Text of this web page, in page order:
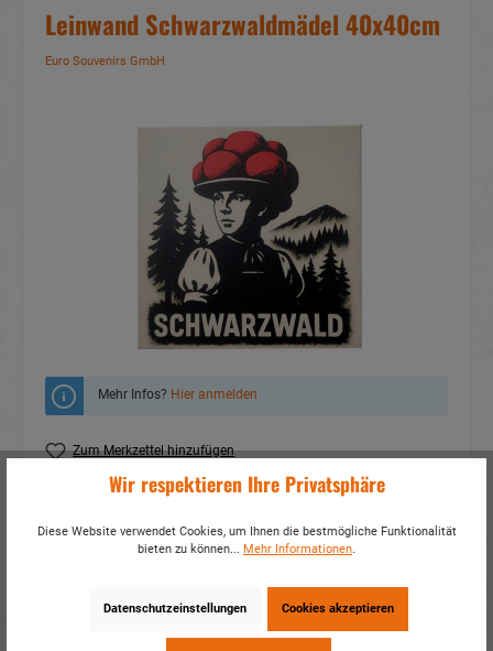
Leinwand Schwarzwaldmädel 40x40cm
Euro Souvenirs GmbH
Mehr Infos? Hier anmelden
Zum Merkzettel hinzufügen
Fragen zum Produkt
Artikelnummer: 18649
Dieses Produkt weiterempfehlen:
Wir respektieren Ihre Privatsphäre
Diese Website verwendet Cookies, um Ihnen die bestmögliche Funktionalität
bieten zu können... Mehr Informationen.
Datenschutzeinstellungen Cookies akzeptieren